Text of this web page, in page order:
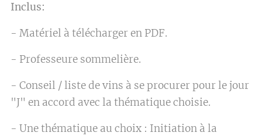
Inclus:
- Matériel à télécharger en PDF.
- Professeure sommelière.
- Conseil / liste de vins à se procurer pour le jour
"J" en accord avec la thématique choisie.
- Une thématique au choix : Initiation à la